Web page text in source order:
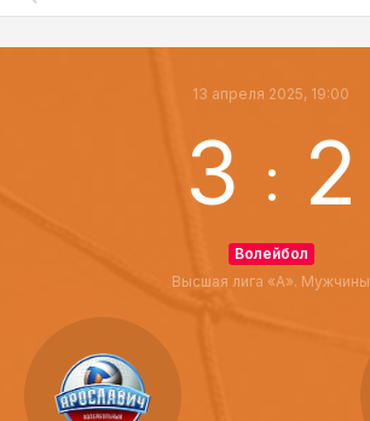
13 апреля 2025, 19:00
3 : 2
Волейбол
Высшая лига «А». Мужчины